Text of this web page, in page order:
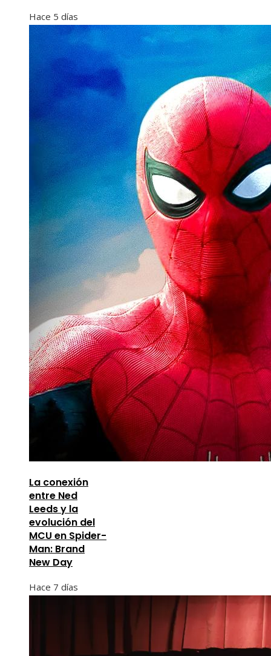
Hace 5 días
La conexión
entre Ned
Leeds y la
evolución del
MCU en Spider-
Man: Brand
New Day
Hace 7 días